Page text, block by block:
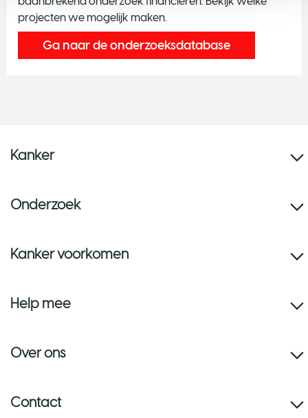
projecten we mogelijk maken.
Ga naar de onderzoeksdatabase
Kanker
Onderzoek
Kanker voorkomen
Help mee
Over ons
Contact